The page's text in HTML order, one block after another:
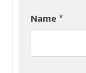
Name*